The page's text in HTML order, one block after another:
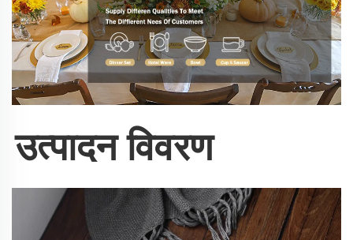
उत्पादन विवरण